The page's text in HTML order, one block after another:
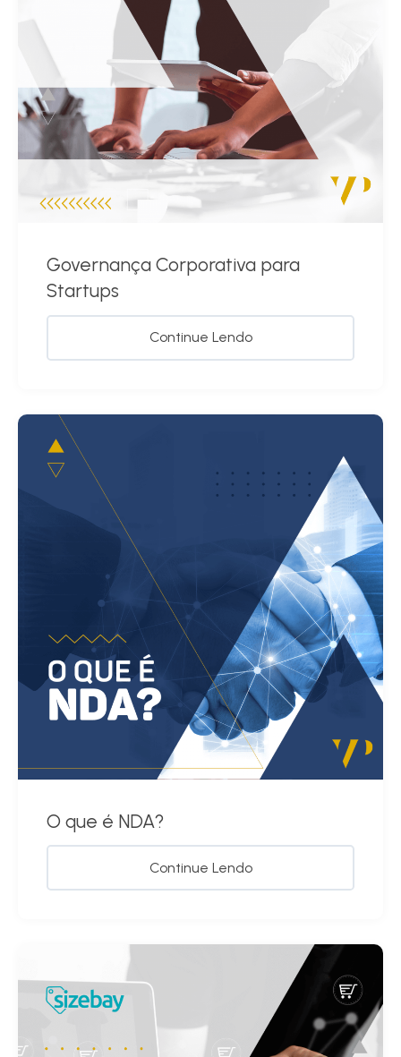
Governança Corporativa para
Startups
Continue Lendo
O que é NDA?
Continue Lendo